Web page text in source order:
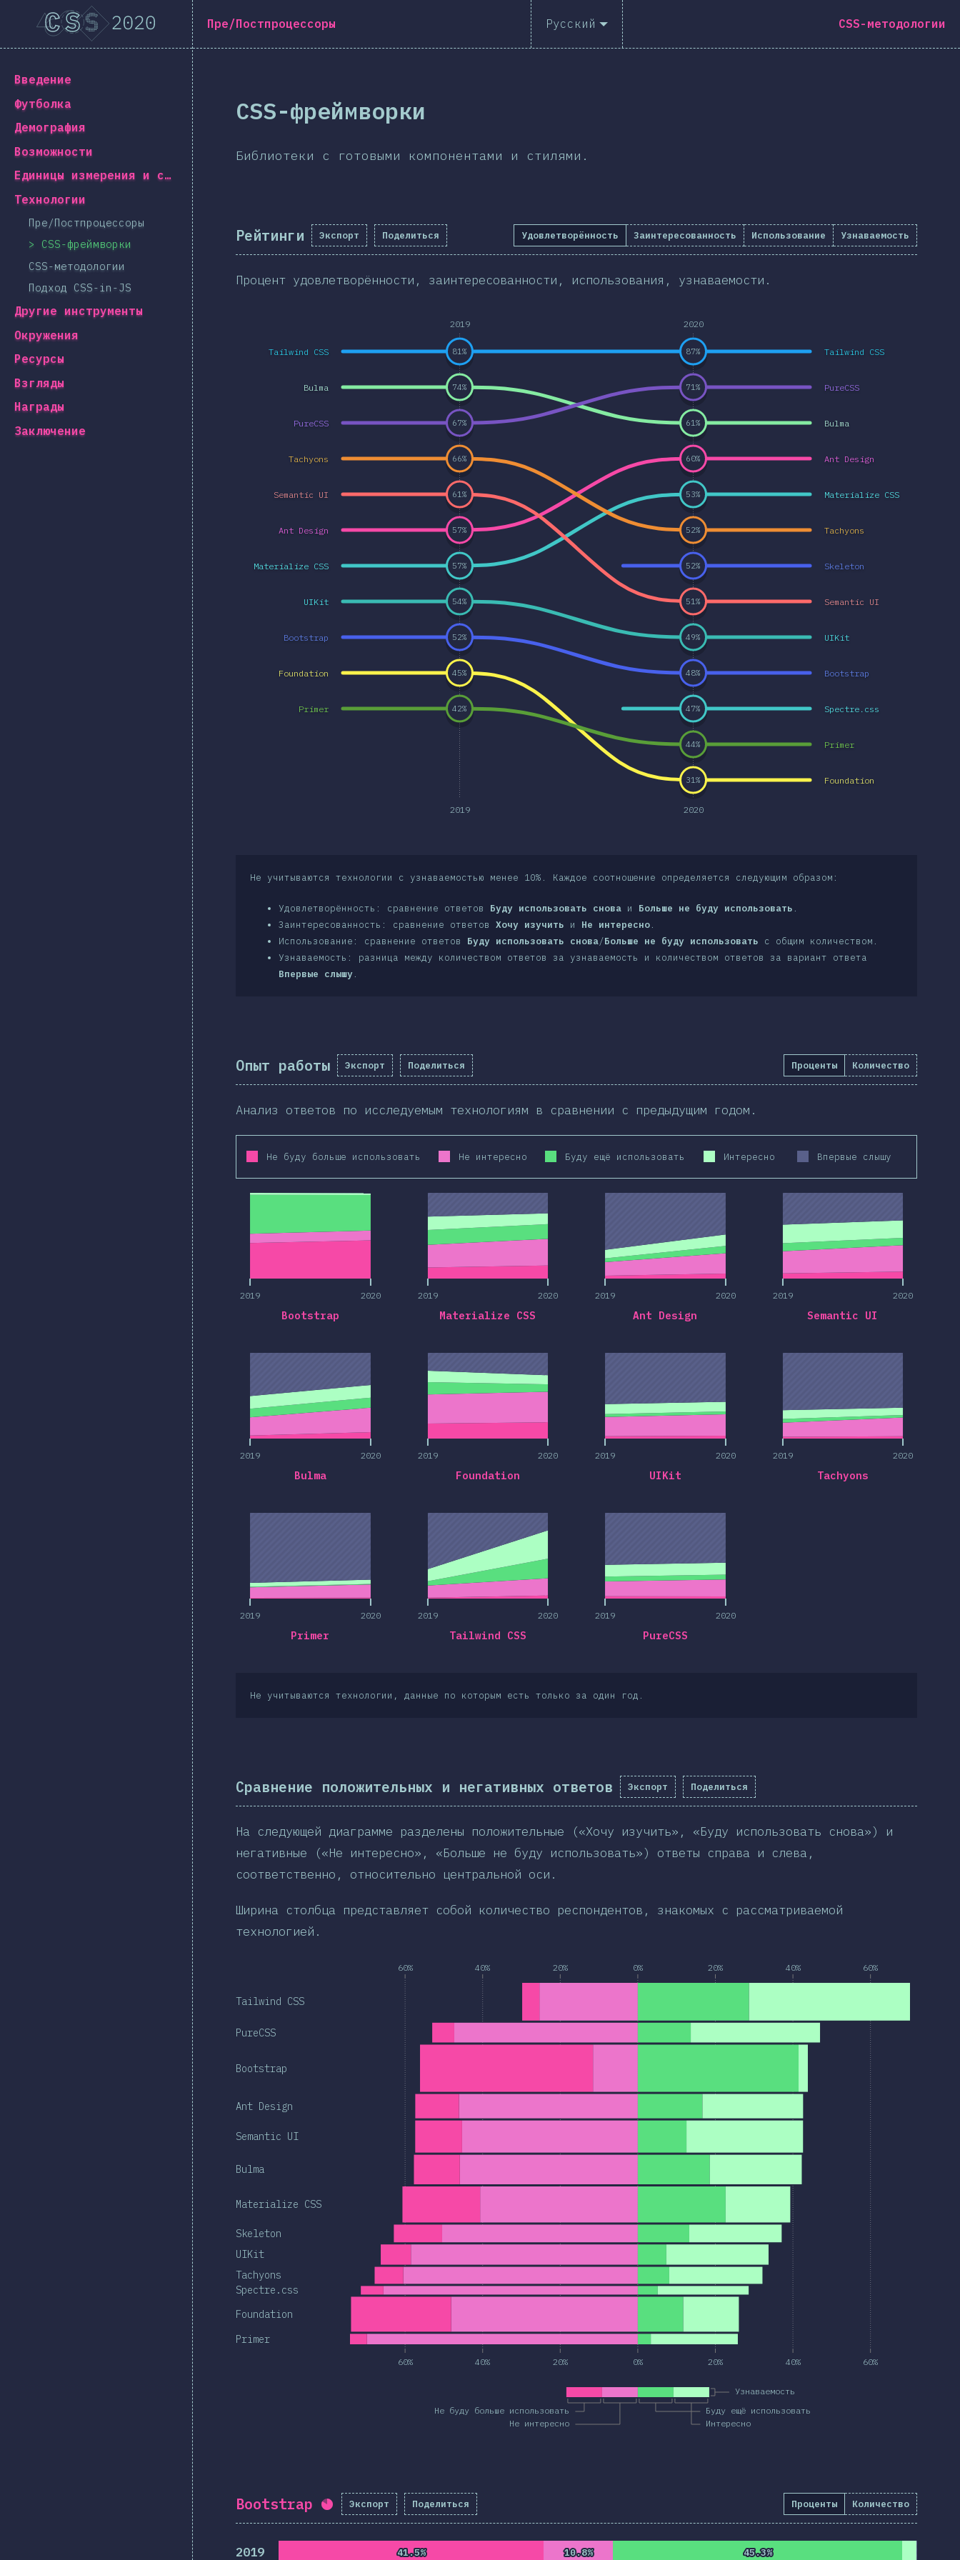
[ru-RU] general.title
[ru-RU] general.back_to_intro
Введение
Футболка
Демография
Возможности
Единицы измерения и селекторы
Технологии
Пре/Постпроцессоры
CSS-фреймворки
CSS-методологии
Подход CSS-in-JS
Другие инструменты
Окружения
Ресурсы
Взгляды
Награды
Заключение
Пре/Постпроцессоры Русский CSS-методологии
CSS-фреймворки
Библиотеки с готовыми компонентами и стилями.
Рейтинги Экспорт Поделиться Удовлетворённость Заинтересованность Использование Узнаваемость
Процент удовлетворённости, заинтересованности, использования, узнаваемости.
2019 2020
2019 2020
Bootstrap
Materialize CSS
Ant Design
Semantic UI
Bulma
Foundation
UIKit
Tachyons
Primer
Tailwind CSS
PureCSS
Bootstrap
Materialize CSS
Ant Design
Semantic UI
Bulma
Foundation
UIKit
Tachyons
Primer
Tailwind CSS
PureCSS
Skeleton
Spectre.css
52%
48%
57%
53%
57%
60%
61%
51%
74%
61%
45%
31%
54%
49%
66%
52%
42%
44%
81% 87%
67%
71%
52%
47%
Не учитываются технологии с узнаваемостью менее 10%. Каждое соотношение определяется следующим образом:
Удовлетворённость: сравнение ответов Буду использовать снова и Больше не буду использовать .
Заинтересованность: сравнение ответов Хочу изучить и Не интересно.
Использование: сравнение ответов Буду использовать снова/Больше не буду использовать с общим количеством.
Узнаваемость: разница между количеством ответов за узнаваемость и количеством ответов за вариант ответа
Впервые слышу.
Опыт работы Экспорт Поделиться Проценты Количество
Анализ ответов по исследуемым технологиям в сравнении с предыдущим годом.
Не буду больше использовать Не интересно Буду ещё использовать Интересно Впервые слышу
2019 2020
2019 2020
Bootstrap
2019 2020
2019 2020
Materialize CSS
2019 2020
2019 2020
Ant Design
2019 2020
2019 2020
Semantic UI
2019 2020
Bulma
2019 2020
Foundation
2019 2020
UIKit
2019 2020
Tachyons
2019 2020
Primer
2019 2020
Tailwind CSS
2019 2020
PureCSS
Не учитываются технологии, данные по которым есть только за один год.
Сравнение положительных и негативных ответов Экспорт Поделиться
На следующей диаграмме разделены положительные («Хочу изучить», «Буду использовать снова») и
негативные («Не интересно», «Больше не буду использовать») ответы справа и слева,
соответственно, относительно центральной оси.
Ширина столбца представляет собой количество респондентов, знакомых с рассматриваемой
технологией.
Не буду больше использовать
Не интересно
Буду ещё использовать
Интересно
Узнаваемость
60% 40% 20% 0% 20% 40% 60%
60% 40% 20% 0% 20% 40% 60%
Tailwind CSS
PureCSS
Bootstrap
Ant Design
Semantic UI
Bulma
Materialize CSS
Skeleton
UIKit
Tachyons
Spectre.css
Foundation
Primer
Bootstrap Процент заполнения:
Экспорт Поделиться Проценты Количество
2019 41.5%
41.5% 10.8%
10.8% 45.3%
45.3%